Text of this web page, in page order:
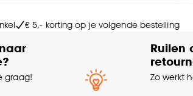
hiervoor onze
€ 5,- korting op je volgende bestelling
graag!
Ruilen
Zo werkt